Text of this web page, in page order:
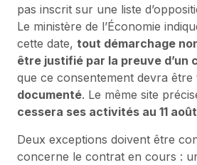
pas inscrit sur une liste
Le ministère de l’Économie
cette date, tout démarchage
être justifié par la preuve d’un
que ce consentement devra être
documenté. Le même site
cessera ses activités au 11
Deux exceptions doivent être
concerne le contrat en cours :